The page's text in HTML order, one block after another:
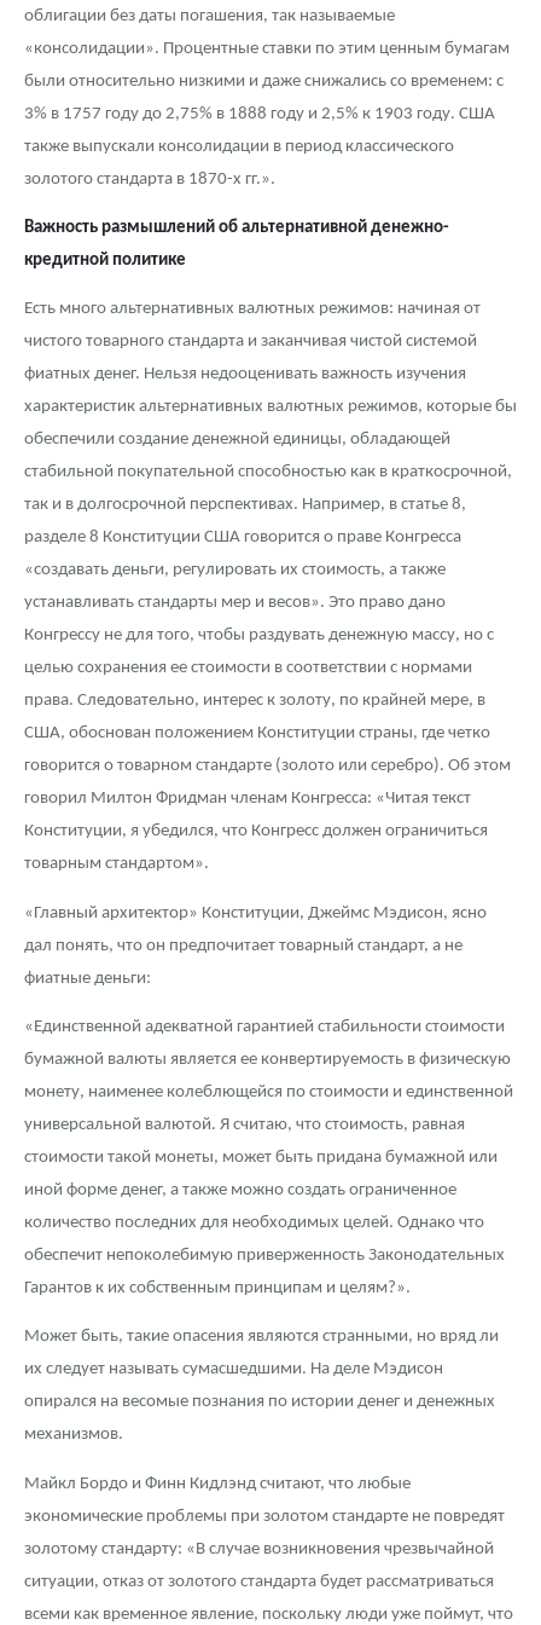
облигации без даты погашения, так называемые
«консолидации». Процентные ставки по этим ценным бумагам
были относительно низкими и даже снижались со временем: с
3% в 1757 году до 2,75% в 1888 году и 2,5% к 1903 году. США
также выпускали консолидации в период классического
золотого стандарта в 1870-х гг.».
Важность размышлений об альтернативной денежно-
кредитной политике
Есть много альтернативных валютных режимов: начиная от
чистого товарного стандарта и заканчивая чистой системой
фиатных денег. Нельзя недооценивать важность изучения
характеристик альтернативных валютных режимов, которые бы
обеспечили создание денежной единицы, обладающей
стабильной покупательной способностью как в краткосрочной,
так и в долгосрочной перспективах. Например, в статье 8,
разделе 8 Конституции США говорится о праве Конгресса
«создавать деньги, регулировать их стоимость, а также
устанавливать стандарты мер и весов». Это право дано
Конгрессу не для того, чтобы раздувать денежную массу, но с
целью сохранения ее стоимости в соответствии с нормами
права. Следовательно, интерес к золоту, по крайней мере, в
США, обоснован положением Конституции страны, где четко
говорится о товарном стандарте (золото или серебро). Об этом
говорил Милтон Фридман членам Конгресса: «Читая текст
Конституции, я убедился, что Конгресс должен ограничиться
товарным стандартом».
«Главный архитектор» Конституции, Джеймс Мэдисон, ясно
дал понять, что он предпочитает товарный стандарт, а не
фиатные деньги:
«Единственной адекватной гарантией стабильности стоимости
бумажной валюты является ее конвертируемость в физическую
монету, наименее колеблющейся по стоимости и единственной
универсальной валютой. Я считаю, что стоимость, равная
стоимости такой монеты, может быть придана бумажной или
иной форме денег, а также можно создать ограниченное
количество последних для необходимых целей. Однако что
обеспечит непоколебимую приверженность Законодательных
Гарантов к их собственным принципам и целям?».
Может быть, такие опасения являются странными, но вряд ли
их следует называть сумасшедшими. На деле Мэдисон
опирался на весомые познания по истории денег и денежных
механизмов.
Майкл Бордо и Финн Кидлэнд считают, что любые
экономические проблемы при золотом стандарте не повредят
золотому стандарту: «В случае возникновения чрезвычайной
ситуации, отказ от золотого стандарта будет рассматриваться
всеми как временное явление, поскольку люди уже поймут, что